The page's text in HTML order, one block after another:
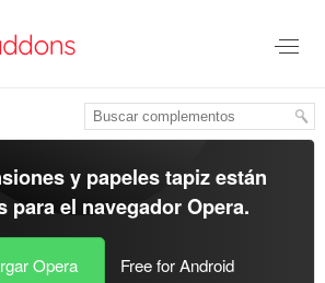
y papeles tapiz están
para el navegador Opera.
Opera Free for Android